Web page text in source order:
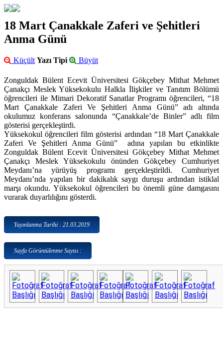
18 Mart Çanakkale Zaferi ve Şehitleri
Anma Günü
Küçült Yazı Tipi Büyüt
Zonguldak Bülent Ecevit Üniversitesi Gökçebey Mithat Mehmet
Çanakçı Meslek Yüksekokulu Halkla İlişkiler ve Tanıtım Bölümü
öğrencileri ile Mimari Dekoratif Sanatlar Programı öğrencileri, “18
Mart Çanakkale Zaferi Ve Şehitleri Anma Günü” adı altında
okulumuz konferans salonunda “Çanakkale’de Binler” adlı film
gösterisi gerçekleştirdi.
Yüksekokul öğrencileri film gösterisi ardından “18 Mart Çanakkale
Zaferi Ve Şehitleri Anma Günü” adına yapılan bu etkinlikte
Zonguldak Bülent Ecevit Üniversitesi Gökçebey Mithat Mehmet
Çanakçı Meslek Yüksekokulu önünden Gökçebey Cumhuriyet
Meydanı’na yürüyüş programı gerçekleştirildi. Cumhuriyet
Meydanı’nda yapılan bir dakikalık saygı duruşu ardından istiklal
marşı okundu. Yüksekokul öğrencileri bu önemli güne damgasını
vurarak duyarlılığını gösterdi.
Yayınlanma Tarihi : 21.03.2019
Sayfa Görüntülenme Sayısı :